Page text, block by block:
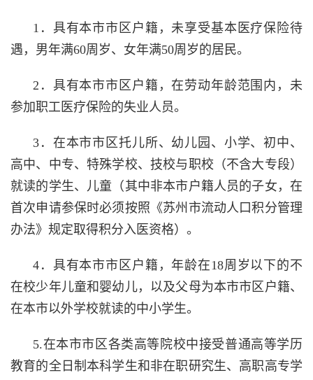
1． 具有本市市区户籍，未享受基本医疗保险待
遇，男年满60周岁、女年满50周岁的居民。
2． 具有本市市区户籍，在劳动年龄范围内，未
参加职工医疗保险的失业人员。
3．在本市市区托儿所、幼儿园、小学、初中、
高中、中专、特殊学校、技校与职校（不含大专段）
就读的学生、儿童 （其中非本市户籍人员的子女，在
首次申请参保时必须按照《苏州市流动人口积分管理
办法》规定取得积分入医资格） 。
4．具有本市市区户籍，年龄在18周岁以下的不
在校少年儿童和婴幼儿，以及父母为本市市区户籍、
在本市以外学校就读的中小学生。
5.在本市市区各类高等院校中接受普通高等学历
教育的全日制本科学生和非在职研究生、高职高专学